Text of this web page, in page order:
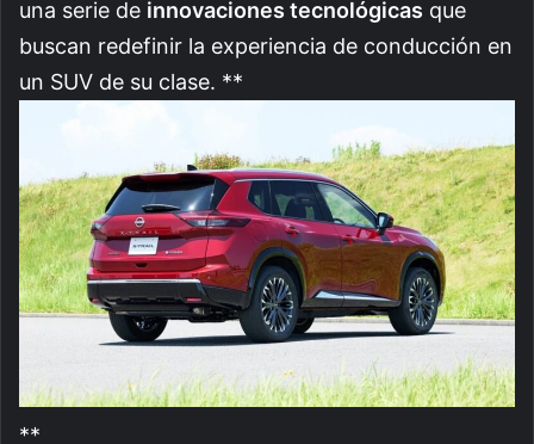
una serie de innovaciones tecnológicas que
buscan redefinir la experiencia de conducción en
un SUV de su clase. **
**